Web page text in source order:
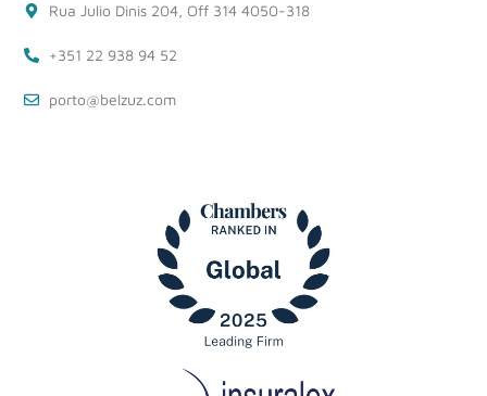
Rua Julio Dinis 204, Off 314 4050-318
+351 22 938 94 52
porto@belzuz.com